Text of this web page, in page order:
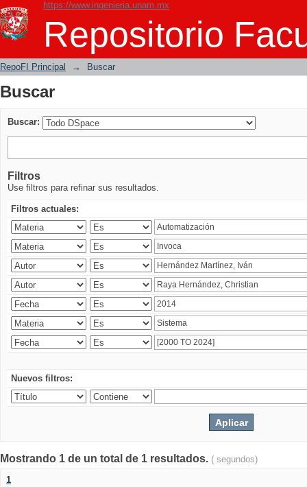
https://www.ingenieria.unam.mx
Repositorio
Buscar
RepoFI Principal → Buscar
Buscar
Buscar:
Filtros
Use filtros para refinar sus resultados.
Filtros actuales:
Nuevos filtros:
Mostrando 1 de un total de 1 resultados. ( segundos)
1